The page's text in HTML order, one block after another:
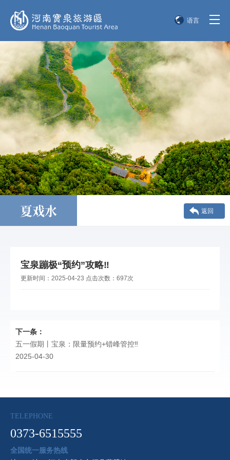
语言
English
한국어
日本語
夏戏水 返回
宝泉蹦极“预约”攻略‼️
更新时间： 2025-04-23 点击次数： 697次
下一条：
五一假期丨宝泉：限量预约+错峰管控‼️
2025-04-30
TELEPHONE
0373-6515555
全国统一服务热线